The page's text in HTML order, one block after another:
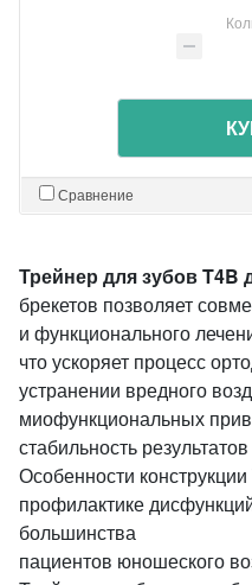
Сравнение
Трейнер для зубов T4B
брекетов позволяет
и функционального
что ускоряет процесс
устранении вредного
миофункциональных
стабильность
Особенности
профилактике
большинства
пациентов юношеского